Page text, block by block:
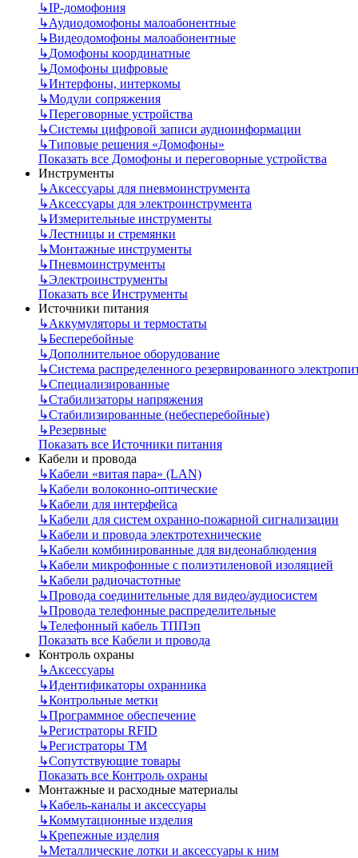
↳IP-домофония
↳Аудиодомофоны малоабонентные
↳Видеодомофоны малоабонентные
↳Домофоны координатные
↳Домофоны цифровые
↳Интерфоны, интеркомы
↳Модули сопряжения
↳Переговорные устройства
↳Системы цифровой записи аудиоинформации
↳Типовые решения «Домофоны»
Показать все Домофоны и переговорные устройства
Инструменты
↳Аксессуары для пневмоинструмента
↳Аксессуары для электроинструмента
↳Измерительные инструменты
↳Лестницы и стремянки
↳Монтажные инструменты
↳Пневмоинструменты
↳Электроинструменты
Показать все Инструменты
Источники питания
↳Аккумуляторы и термостаты
↳Бесперебойные
↳Дополнительное оборудование
↳Система распределенного резервированного
↳Специализированные
↳Стабилизаторы напряжения
↳Стабилизированные (небесперебойные)
↳Резервные
Показать все Источники питания
Кабели и провода
↳Кабели «витая пара» (LAN)
↳Кабели волоконно-оптические
↳Кабели для интерфейса
↳Кабели для систем охранно-пожарной сигнализации
↳Кабели и провода электротехнические
↳Кабели комбинированные для видеонаблюдения
↳Кабели микрофонные с полиэтиленовой изоляцией
↳Кабели радиочастотные
↳Провода соединительные для видео/аудиосистем
↳Провода телефонные распределительные
↳Телефонный кабель ТППэп
Показать все Кабели и провода
Контроль охраны
↳Аксессуары
↳Идентификаторы охранника
↳Контрольные метки
↳Программное обеспечение
↳Регистраторы RFID
↳Регистраторы ТМ
↳Сопутствующие товары
Показать все Контроль охраны
Монтажные и расходные материалы
↳Кабель-каналы и аксессуары
↳Коммутационные изделия
↳Крепежные изделия
↳Металлические лотки и аксессуары к ним